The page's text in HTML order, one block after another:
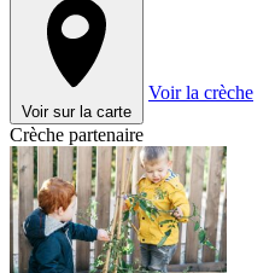
Voir sur la carte
Voir la crèche
Crèche partenaire